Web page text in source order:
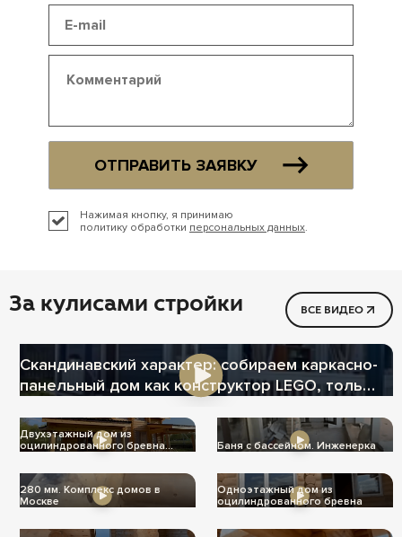
ОТПРАВИТЬ ЗАЯВКУ
Нажимая кнопку, я принимаю
политику обработки персональных данных.
За кулисами стройки ВСЕ ВИДЕО
Скандинавский характер: собираем каркасно-
панельный дом как конструктор LEGO, только
Двухэтажный дом из
оцилиндрованного бревна
Баня с бассейном. Инженерка
280 мм. Комплекс домов в
Москве
Одноэтажный дом из
оцилиндрованного бревна